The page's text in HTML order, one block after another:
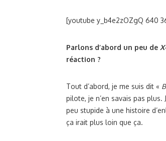
[youtube y_b4e2zOZgQ 640
Parlons d’abord un peu de
réaction ?
Tout d’abord, je me suis dit «
pilote, je n’en savais pas
peu stupide à une histoire
ça irait plus loin que ça.